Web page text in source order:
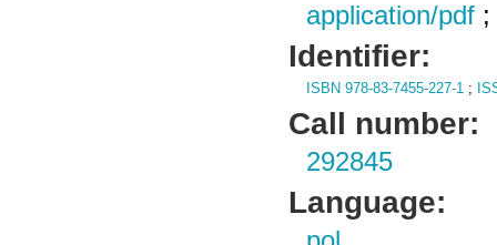
application/pdf
Identifier:
ISBN 978-83-7455-227-1 ;
Call number:
292845
Language: